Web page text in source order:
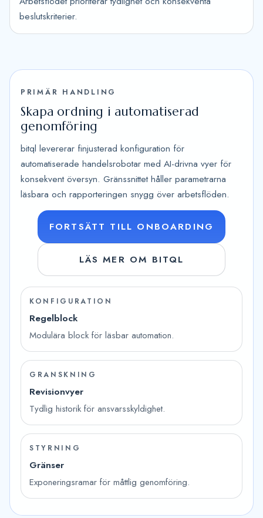
beslutskriterier.
PRIMÄR HANDLING
Skapa ordning i automatiserad
genomföring
bitql levererar finjusterad konfiguration för
automatiserade handelsrobotar med AI-drivna vyer för
konsekvent översyn. Gränssnittet håller parametrarna
läsbara och rapporteringen snygg över arbetsflöden.
FORTSÄTT TILL ONBOARDING
LÄS MER OM BITQL
KONFIGURATION
Regelblock
Modulära block för läsbar automation.
GRANSKNING
Revisionvyer
Tydlig historik för ansvarsskyldighet.
STYRNING
Gränser
Exponeringsramar för måttlig genomföring.